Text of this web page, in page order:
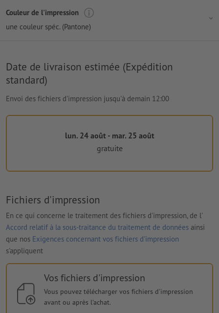
Couleur de l'impression
une couleur spéc. (Pantone)
Date de livraison estimée (Expédition
standard)
Envoi des fichiers d'impression jusqu'à demain 12:00
lun. 24 août - mar. 25 août
gratuite
Fichiers d'impression
En ce qui concerne le traitement des fichiers d'impression, de l'
Accord relatif à la sous-traitance du traitement de données ainsi
que nos Exigences concernant vos fichiers d'impression
s'appliquent
Vos fichiers d'impression
Vous pouvez télécharger vos fichiers d'impression
avant ou après l'achat.